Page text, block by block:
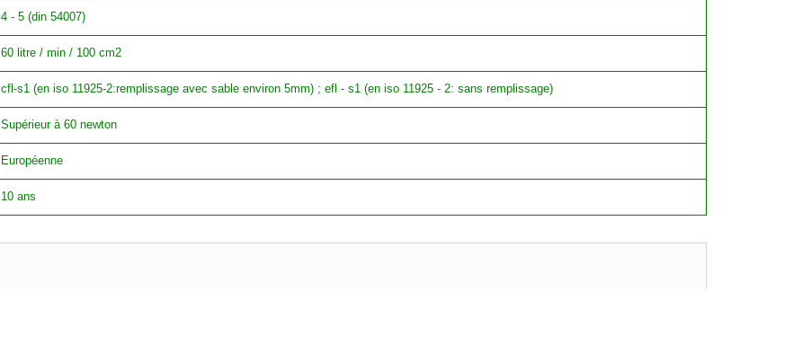
4 - 5 (din 54007)
60 litre / min / 100 cm2
cfl-s1 (en iso 11925-2:remplissage avec sable environ 5mm) ; efl - s1 (en iso 11925 - 2: sans remplissage)
Supérieur à 60 newton
Européenne
10 ans